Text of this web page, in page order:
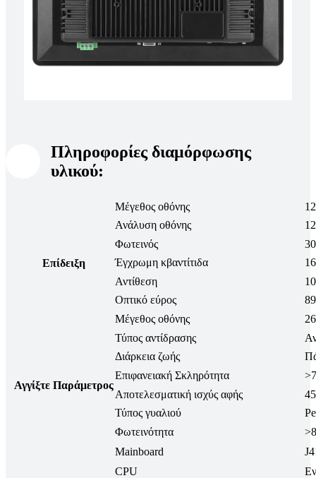
Πληροφορίες διαμόρφωσης
υλικού:
Επίδειξη
Μέγεθος οθόνης
Ανάλυση οθόνης
Φωτεινός
Έγχρωμη κβαντίτιδα
Αντίθεση
Οπτικό εύρος
Μέγεθος οθόνης
Αγγίξτε Παράμετρος
Τύπος αντίδρασης
Διάρκεια ζωής
Επιφανειακή Σκληρότητα
Αποτελεσματική ισχύς αφής
Τύπος γυαλιού
Φωτεινότητα
Mainboard
CPU